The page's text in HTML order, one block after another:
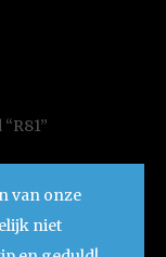
van onze
niet